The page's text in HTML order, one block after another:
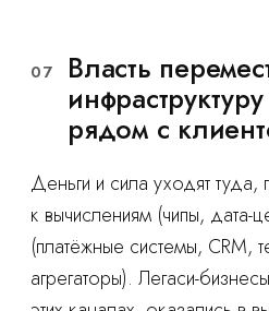
07 Власть
рядом с
Деньги и сила уходят туда,
к вычислениям (чипы, дата-
(платёжные системы, CRM,
агрегаторы). Легаси-